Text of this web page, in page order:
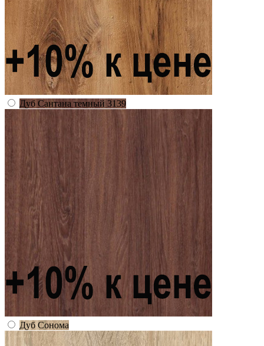
Дуб Сантана темный 3139
Дуб Сонома